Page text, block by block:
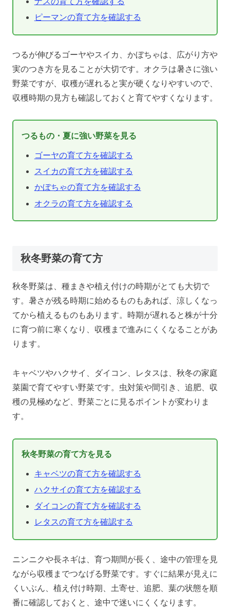
ピーマンの育て方を確認する
つるが伸びるゴーヤやスイカ、かぼちゃは、広がり方や
実のつき方を見ることが大切です。オクラは暑さに強い
野菜ですが、収穫が遅れると実が硬くなりやすいので、
収穫時期の見方も確認しておくと育てやすくなります。
つるもの・夏に強い野菜を見る
ゴーヤの育て方を確認する
スイカの育て方を確認する
かぼちゃの育て方を確認する
オクラの育て方を確認する
秋冬野菜の育て方
秋冬野菜は、種まきや植え付けの時期がとても大切で
す。暑さが残る時期に始めるものもあれば、涼しくなっ
てから植えるものもあります。時期が遅れると株が十分
に育つ前に寒くなり、収穫まで進みにくくなることがあ
ります。
キャベツやハクサイ、ダイコン、レタスは、秋冬の家庭
菜園で育てやすい野菜です。虫対策や間引き、追肥、収
穫の見極めなど、野菜ごとに見るポイントが変わりま
す。
秋冬野菜の育て方を見る
キャベツの育て方を確認する
ハクサイの育て方を確認する
ダイコンの育て方を確認する
レタスの育て方を確認する
ニンニクや長ネギは、育つ期間が長く、途中の管理を見
ながら収穫までつなげる野菜です。すぐに結果が見えに
くいぶん、植え付け時期、土寄せ、追肥、葉の状態を順
番に確認しておくと、途中で迷いにくくなります。